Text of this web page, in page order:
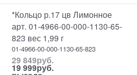
*Кольцо р.17 цв Лимонное
арт. 01-4966-00-000-1130-65-
823 вес 1,99 г
01-4966-00-000-1130-65-823
29 849руб.
19 999руб.